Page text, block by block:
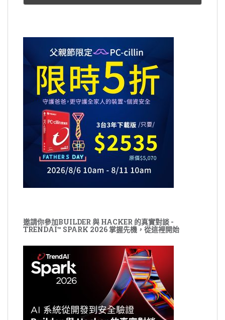
邀請你參加BUILDER 與 HACKER 的真實對談 -
TRENDAI™ SPARK 2026 掌握先機，從這裡開始